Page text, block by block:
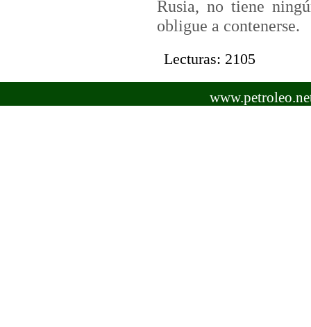
Rusia, no tiene
obligue a contenerse.
Lecturas: 2105